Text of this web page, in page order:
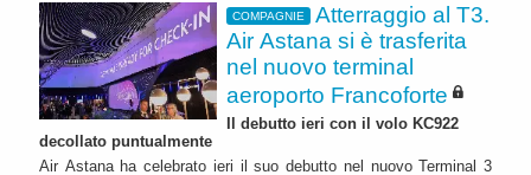
COMPAGNIE
Atterraggio al T3.
Air Astana si è trasferita
nel nuovo terminal
aeroporto Francoforte
Il debutto ieri con il volo KC922
decollato puntualmente
Air Astana ha celebrato ieri il suo debutto nel nuovo Terminal 3